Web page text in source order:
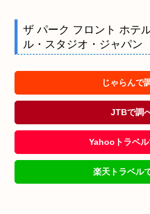
ザ パーク フロント ホテ
ル・スタジオ・ジャパン
じゃらんで
JTBで調
Yahooトラベ
楽天トラベル